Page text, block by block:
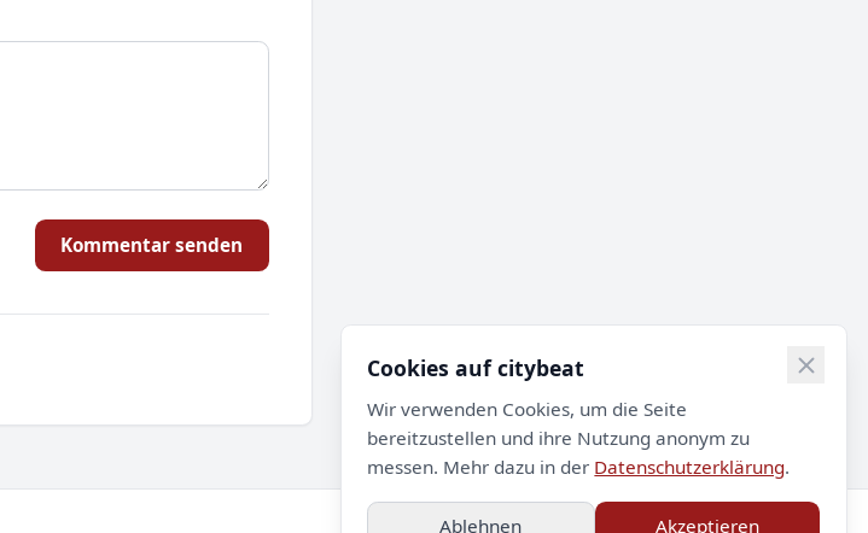
Kommentar senden
Cookies auf citybeat
Wir verwenden Cookies, um die Seite
bereitzustellen und ihre Nutzung anonym zu
messen. Mehr dazu in der Datenschutzerklärung.
Ablehnen Akzeptieren